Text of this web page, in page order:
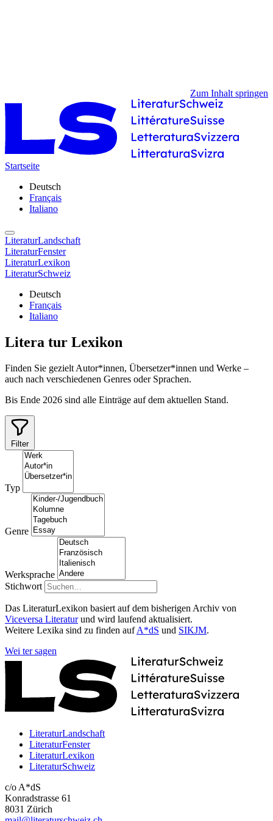
Zum Inhalt springen
Startseite
Deutsch
Français
Italiano
LiteraturLandschaft
LiteraturFenster
LiteraturLexikon
LiteraturSchweiz
Deutsch
Français
Italiano
Litera tur Lexikon
Finden Sie gezielt Autor*innen, Übersetzer*innen und Werke –
auch nach verschiedenen Genres oder Sprachen.
Bis Ende 2026 sind alle Einträge auf dem aktuellen Stand.
Filter
Typ
Genre
Werksprache
Stichwort
Das LiteraturLexikon basiert auf dem bisherigen Archiv von
Viceversa Literaturund wird laufend aktualisiert.
Weitere Lexika sind zu finden aufA*dS und SIKJM.
Wei ter sagen
LiteraturLandschaft
LiteraturFenster
LiteraturLexikon
LiteraturSchweiz
c/o A*dS
Konradstrasse 61
8031 Zürich